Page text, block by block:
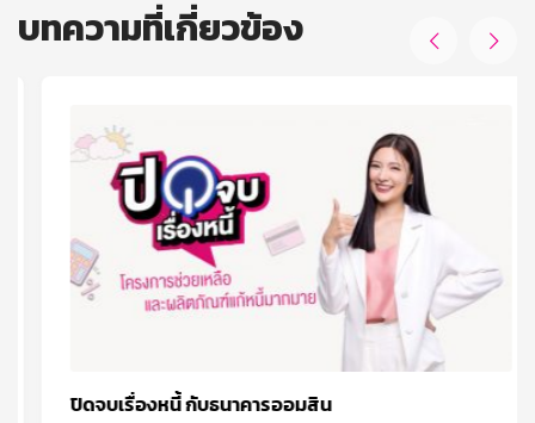
บทความที่เกี่ยวข้อง
ปิดจบเรื่องหนี้ กับธนาคารออมสิน
 